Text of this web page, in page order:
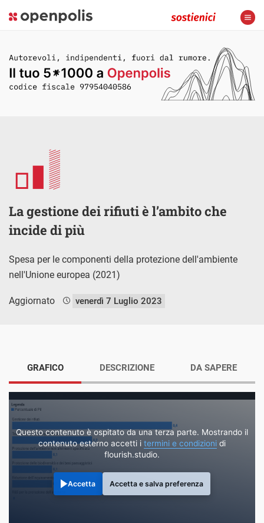
La gestione dei rifiuti è l’ambito che
incide di più
Spesa per le componenti della protezione dell'ambiente
nell'Unione europea (2021)
Aggiornato venerdì 7 Luglio 2023
GRAFICO
Questo contenuto è ospitato da una terza parte. Mostrando il
contenuto esterno accetti i termini e condizioni di
flourish.studio.
Accetta Accetta e salva preferenza
DESCRIZIONE DA SAPERE